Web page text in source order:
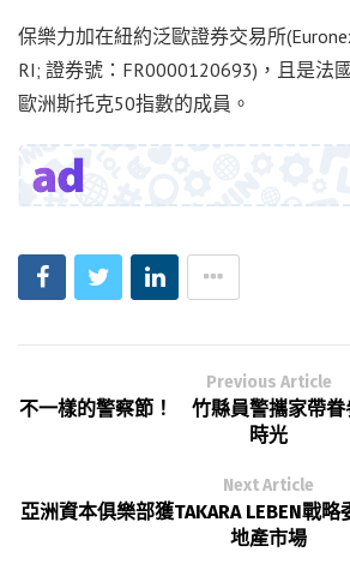
保樂力加在紐約泛歐證券交易所
RI; 證券號：FR0000120693)，且是法
歐洲斯托克50指數的成員。
Previous Article
不一樣的警察節！ 竹縣員警攜家帶眷
時光
Next Article
亞洲資本俱樂部獲TAKARA LEBEN戰
地產市場